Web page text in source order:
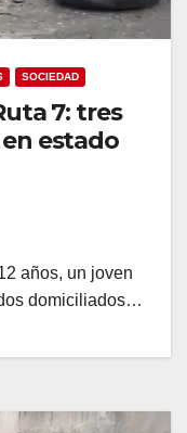
SOCIEDAD
7: tres
estado
años, un joven
domiciliados…